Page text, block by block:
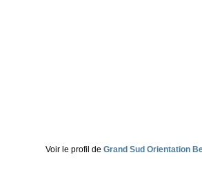
Voir le profil de Grand Sud Orientation